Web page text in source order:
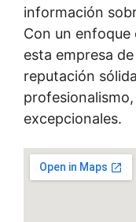
información
Con un enfoque
esta empresa
reputación
excepcionales.